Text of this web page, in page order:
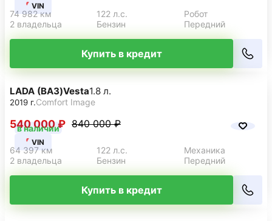
VIN
74 982 км 122 л.с.
Робот
2 владельца
Бензин Передний
Купить в кредит
в наличии
VIN
LADA (ВАЗ)Vesta1.8 л.
2019 г.Comfort Image
540 000 ₽ 840 000 ₽
64 397 км 122 л.с.
Механика
2 владельца
Бензин Передний
Купить в кредит